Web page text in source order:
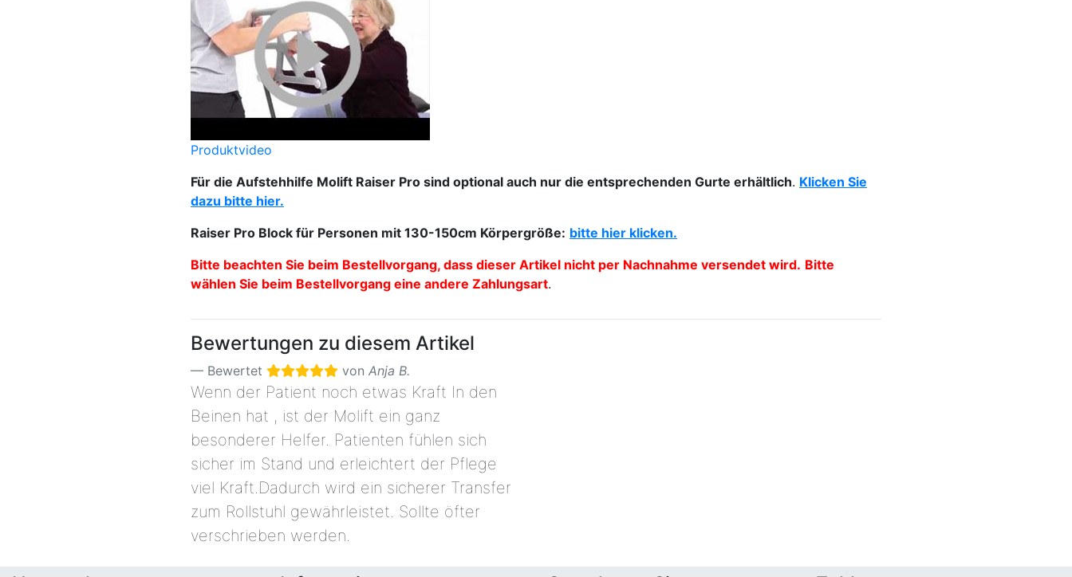
Produktvideo
Für die Aufstehhilfe Molift Raiser Pro sind optional auch nur die entsprechenden Gurte erhältlich. Klicken Sie
dazu bitte hier.
Raiser Pro Block für Personen mit 130-150cm Körpergröße: bitte hier klicken.
Bitte beachten Sie beim Bestellvorgang, dass dieser Artikel nicht per Nachnahme versendet wird. Bitte
wählen Sie beim Bestellvorgang eine andere Zahlungsart.
Bewertungen zu diesem Artikel
Bewertet von Anja B.
Wenn der Patient noch etwas Kraft In den
Beinen hat , ist der Molift ein ganz
besonderer Helfer. Patienten fühlen sich
sicher im Stand und erleichtert der Pflege
viel Kraft.Dadurch wird ein sicherer Transfer
zum Rollstuhl gewährleistet. Sollte öfter
verschrieben werden.